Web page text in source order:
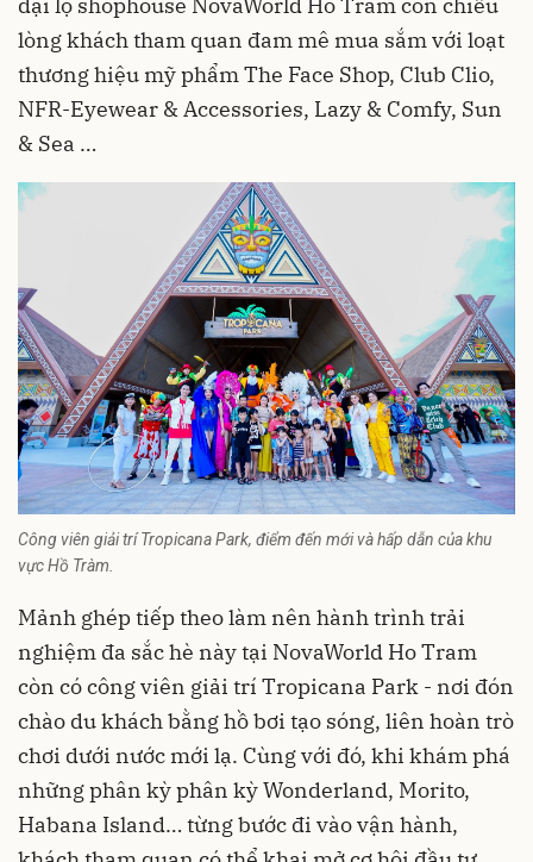
đại lộ shophouse NovaWorld Ho Tram còn chiều
lòng khách tham quan đam mê mua sắm với loạt
thương hiệu mỹ phẩm The Face Shop, Club Clio,
NFR-Eyewear & Accessories, Lazy & Comfy, Sun
& Sea …
Công viên giải trí Tropicana Park, điểm đến mới và hấp dẫn của khu
vực Hồ Tràm.
Mảnh ghép tiếp theo làm nên hành trình trải
nghiệm đa sắc hè này tại NovaWorld Ho Tram
còn có công viên giải trí Tropicana Park - nơi đón
chào du khách bằng hồ bơi tạo sóng, liên hoàn trò
chơi dưới nước mới lạ. Cùng với đó, khi khám phá
những phân kỳ phân kỳ Wonderland, Morito,
Habana Island… từng bước đi vào vận hành,